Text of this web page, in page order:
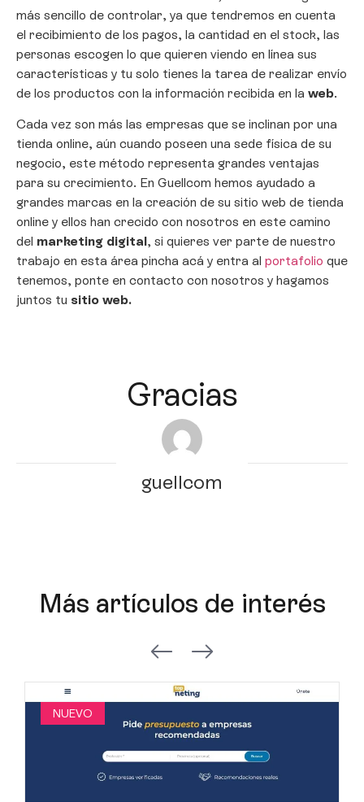
más sencillo de controlar, ya que tendremos en cuenta
el recibimiento de los pagos, la cantidad en el stock, las
personas escogen lo que quieren viendo en línea sus
características y tu solo tienes la tarea de realizar envío
de los productos con la información recibida en la web.
Cada vez son más las empresas que se inclinan por una
tienda online, aún cuando poseen una sede física de su
negocio, este método representa grandes ventajas
para su crecimiento. En Guellcom hemos ayudado a
grandes marcas en la creación de su sitio web de tienda
online y ellos han crecido con nosotros en este camino
del marketing digital, si quieres ver parte de nuestro
trabajo en esta área pincha acá y entra al portafolio que
tenemos, ponte en contacto con nosotros y hagamos
juntos tu sitio web.
Gracias
guellcom
Más artículos de interés
NUEVO